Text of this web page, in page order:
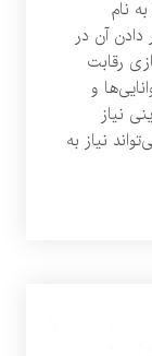
نام
دادن آن در
رقابت
و
نیاز
نیاز به